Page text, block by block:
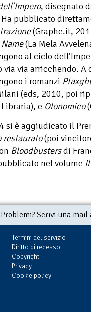
, disegnato
Ha pubblicato
(Graphe.it,
(La Mela
al ciclo
via via arricchendo. A
i romanzi
(eds, 2010, poi
e Olonomico
si è aggiudicato il
restaurato(poi
Bloodbustersdi
nel volume
Problemi? Scrivi una
Termini del servizio
Diritto di recesso
Copyright
Privacy
Cookie policy